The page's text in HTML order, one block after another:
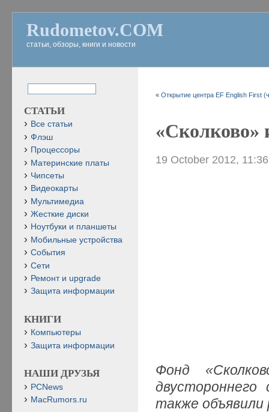
Rudometov.COM
статьи, обзоры, книги и новости
«Открытие центра EF English First
«Сколково»
19 October 2012,
Фонд
также
СТАТЬИ
Все статьи
Флэш
Процессоры
Материнские платы
Чипсеты
Видеокарты
Мультимедиа
Жесткие диски
Ноутбуки и планшеты
Мобильные устройства
События
Сети
Ремонт и upgrade
Защита информации
КНИГИ
Компьютеры
Защита информации
НАШИ ДРУЗЬЯ
PCNews
MacRumors.ru